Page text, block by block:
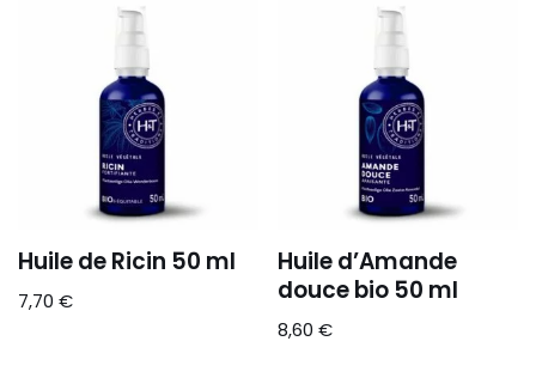
Huile de Ricin 50 ml
7,70 €
Huile d’Amande
douce bio 50 ml
8,60€